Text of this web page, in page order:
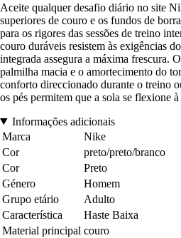
Aceite qualquer desafio diário no site
superiores de couro e os fundos de
para os rigores das sessões de treino
couro duráveis resistem às exigências
integrada assegura a máxima frescura.
palmilha macia e o amortecimento do
conforto direccionado durante o treino
os pés permitem que a sola se flexione
Informações adicionais
Marca
Nike
Cor
preto/preto/branco
Cor
Preto
Género
Homem
Grupo etário
Adulto
Característica
Haste Baixa
Material principal couro